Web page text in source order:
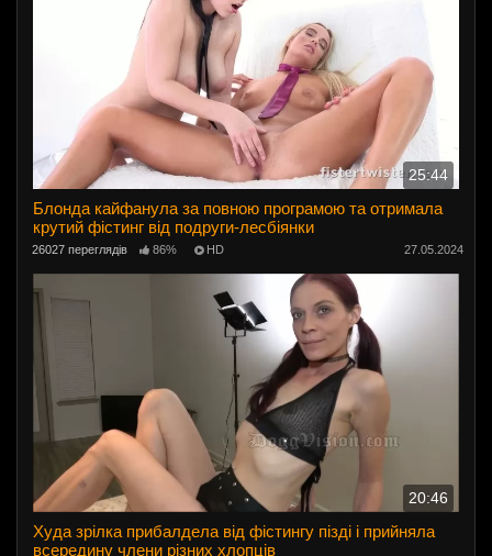
25:44
Блонда кайфанула за повною програмою та отримала
крутий фістинг від подруги-лесбіянки
26027 переглядів 86% HD 27.05.2024
20:46
Худа зрілка прибалдела від фістингу пізді і прийняла
всередину члени різних хлопців